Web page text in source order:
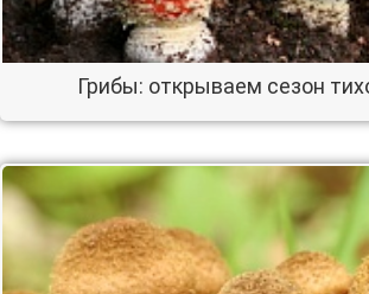
Грибы: открываем сезон